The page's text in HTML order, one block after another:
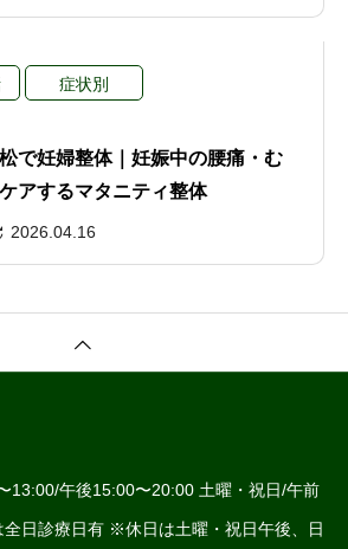
症状別
で妊婦整体｜妊娠中の腰痛・む
アするマタニティ整体
2026.04.16
13:00/午後15:00〜20:00 土曜・祝日/午前
日診療日有 ※休日は土曜・祝日午後、日